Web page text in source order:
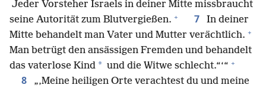
Jeder Vorsteher Israels in deiner Mitte missbraucht
seine Autorität zum Blutvergießen. + 7
In deiner
Mitte behandelt man Vater und Mutter verächtlich. +
Man betrügt den ansässigen Fremden und behandelt
das vaterlose Kind * und die Witwe schlecht.“‘“ +
8
„‚Meine heiligen Orte verachtest du und meine